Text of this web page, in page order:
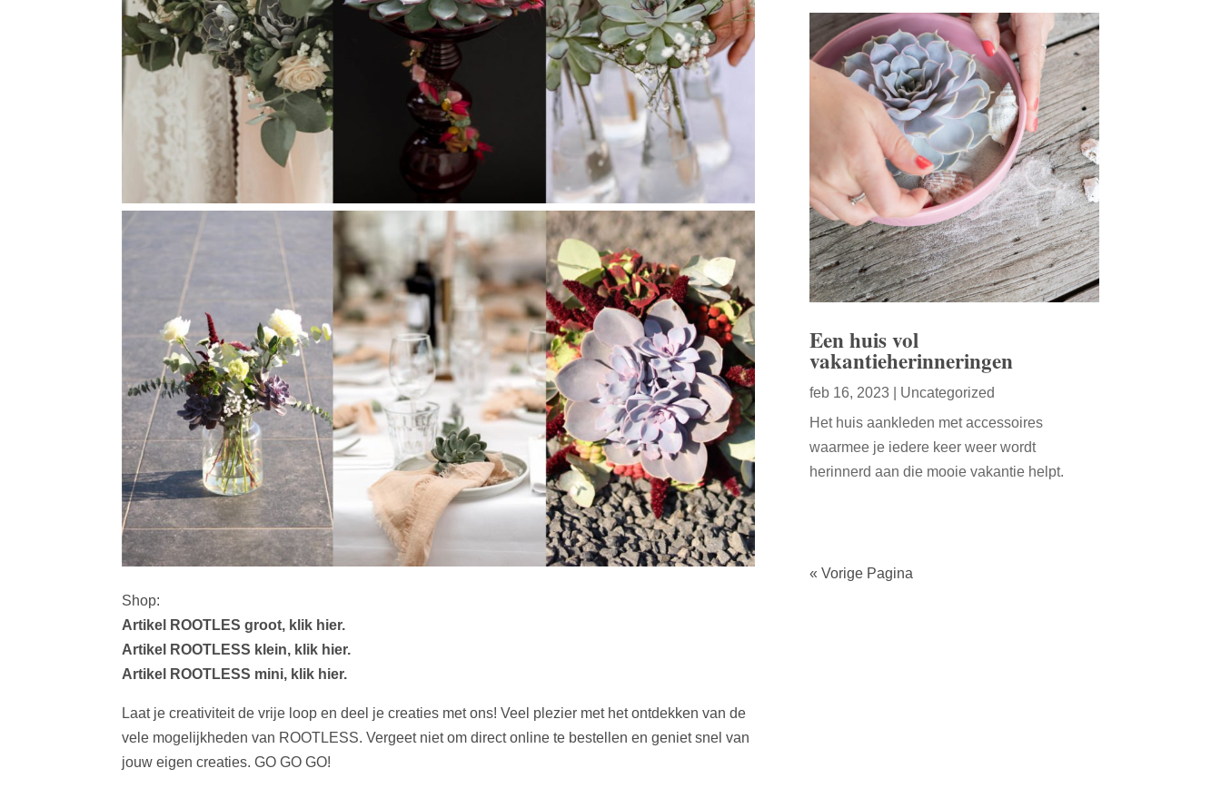
Shop:
Artikel ROOTLES groot, klik hier.
Artikel ROOTLESS klein, klik hier.
Artikel ROOTLESS mini, klik hier.
Laat je creativiteit de vrije loop en deel je creaties met ons! Veel plezier met het ontdekken van de
vele mogelijkheden van ROOTLESS. Vergeet niet om direct online te bestellen en geniet snel van
jouw eigen creaties. GO GO GO!
Een huis vol
vakantieherinneringen
feb 16, 2023| Uncategorized
Het huis aankleden met accessoires
waarmee je iedere keer weer wordt
herinnerd aan die mooie vakantie helpt.
« Vorige Pagina